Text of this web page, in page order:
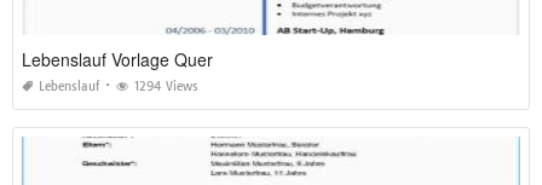
Lebenslauf Vorlage Quer
Lebenslauf 1294 Views